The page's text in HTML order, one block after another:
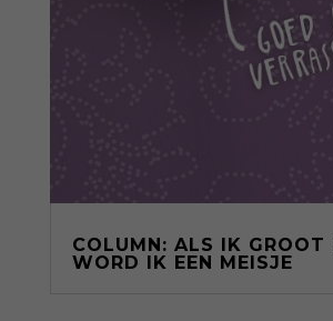
COLUMN: ALS IK GROOT
WORD IK EEN MEISJE